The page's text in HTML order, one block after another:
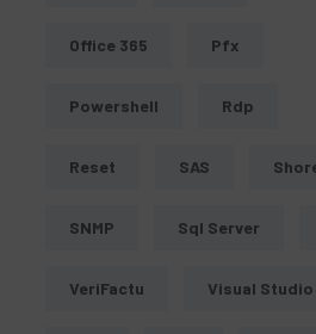
Office 365 Pfx
Powershell Rdp
Reset SAS
SNMP Sql Server
VeriFactu Visual Studio